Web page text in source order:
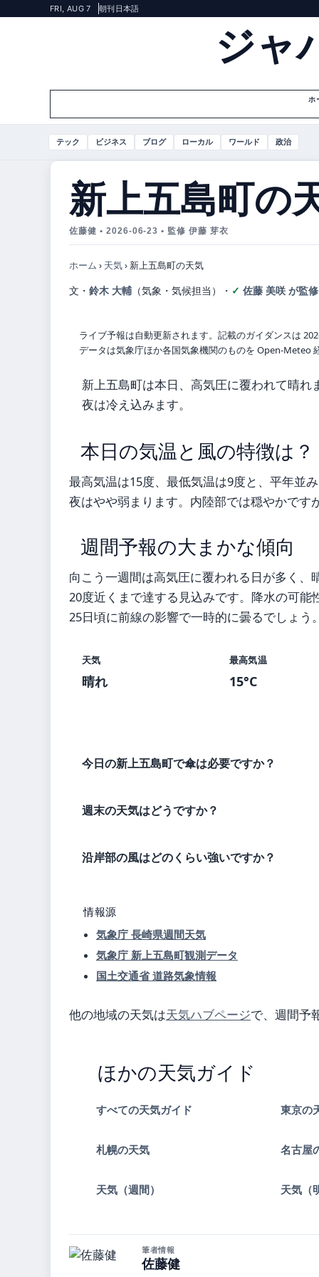
FRI, AUG 7 朝刊 日本語
ジャ
ホ
テック ビジネス ブログ ローカル ワールド 政治
新上五島町の
佐藤健 • 2026-06-23 • 監修 伊藤 芽衣
ホーム › 天気› 新上五島町の天気
文・ 鈴木 大輔 （気象・気候担当） ・ 佐藤 美咲 が監修
ライブ予報は自動更新されます。記載のガイダンスは
データは気象庁ほか各国気象機関のものを Open-Meteo
新上五島町は本日、高気圧に覆われて晴
夜は冷え込みます。
本日の気温と風の特徴は？
最高気温は15度、最低気温は9度と、平年並
夜はやや弱まります。内陸部では穏やかで
週間予報の大まかな傾向
向こう一週間は高気圧に覆われる日が多く
20度近くまで達する見込みです。降水の可能
25日頃に前線の影響で一時的に曇るでしょう
天気
晴れ
最高気温
15°C
今日の新上五島町で傘は必要ですか？
週末の天気はどうですか？
沿岸部の風はどのくらい強いですか？
情報源
気象庁 長崎県週間天気
気象庁 新上五島町観測データ
国土交通省 道路気象情報
他の地域の天気は天気ハブページで、週間予
ほかの天気ガイド
すべての天気ガイド 東京の
札幌の天気 名古屋
天気（週間） 天気（
筆者情報
佐藤健